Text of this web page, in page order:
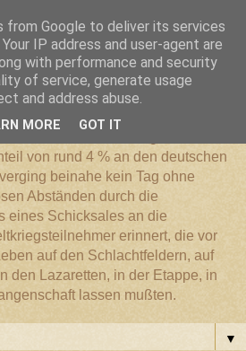
von rund 4 % an den deutschen
beinahe kein Tag ohne
Abständen durch die
eines Schicksales an die
erinnert, die vor
auf den Schlachtfeldern, auf
den Lazaretten, in der Etappe, in
lassen mußten.
▼
from Google to deliver its services
IP address and user-agent are
with performance and security
of service, generate usage
and address abuse.
MORE GOT IT